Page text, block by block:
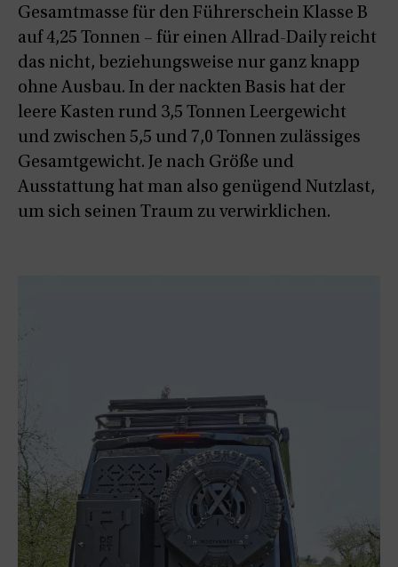
Gesamtmasse für den Führerschein Klasse B
auf 4,25 Tonnen – für einen Allrad-Daily reicht
das nicht, beziehungsweise nur ganz knapp
ohne Ausbau. In der nackten Basis hat der
leere Kasten rund 3,5 Tonnen Leergewicht
und zwischen 5,5 und 7,0 Tonnen zulässiges
Gesamtgewicht. Je nach Größe und
Ausstattung hat man also genügend Nutzlast,
um sich seinen Traum zu verwirklichen.